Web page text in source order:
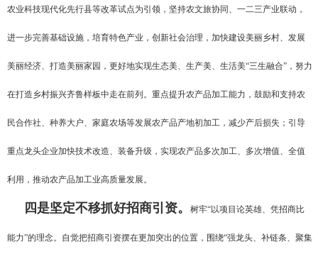
农业科技现代化先行县等改革试点为引领，坚持农文旅协同、一二三产业联动，
进一步完善基础设施，培育特色产业，创新社会治理，加快建设美丽乡村、发展
美丽经济、打造美丽家园，更好地实现生态美、生产美、生活美“三生融合”，努力
在打造乡村振兴齐鲁样板中走在前列。重点提升农产品加工能力，鼓励和支持农
民合作社、种养大户、家庭农场等发展农产品产地初加工，减少产后损失；引导
重点龙头企业加快技术改造、装备升级，实现农产品多次加工、多次增值、全值
利用，推动农产品加工业高质量发展。
四是坚定不移抓好招商引资。 树牢“以项目论英雄、凭招商比
能力”的理念。自觉把招商引资摆在更加突出的位置，围绕“强龙头、补链条、聚集